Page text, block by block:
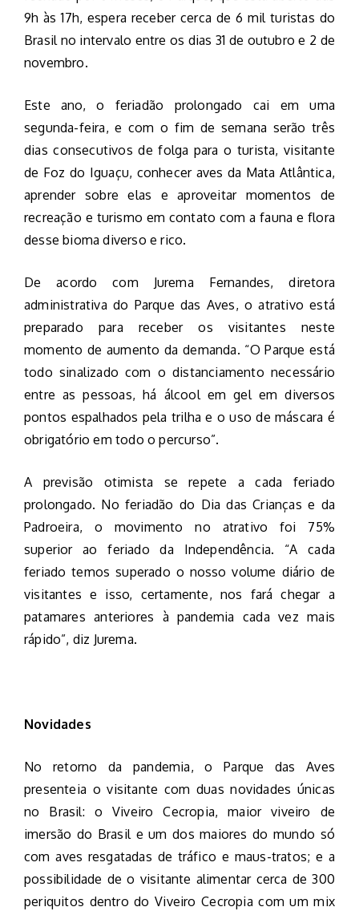
9h às 17h, espera receber cerca de 6 mil turistas do
Brasil no intervalo entre os dias 31 de outubro e 2 de
novembro.
Este ano, o feriadão prolongado cai em uma
segunda-feira, e com o fim de semana serão três
dias consecutivos de folga para o turista, visitante
de Foz do Iguaçu, conhecer aves da Mata Atlântica,
aprender sobre elas e aproveitar momentos de
recreação e turismo em contato com a fauna e flora
desse bioma diverso e rico.
De acordo com Jurema Fernandes, diretora
administrativa do Parque das Aves, o atrativo está
preparado para receber os visitantes neste
momento de aumento da demanda. “O Parque está
todo sinalizado com o distanciamento necessário
entre as pessoas, há álcool em gel em diversos
pontos espalhados pela trilha e o uso de máscara é
obrigatório em todo o percurso”.
A previsão otimista se repete a cada feriado
prolongado. No feriadão do Dia das Crianças e da
Padroeira, o movimento no atrativo foi 75%
superior ao feriado da Independência. “A cada
feriado temos superado o nosso volume diário de
visitantes e isso, certamente, nos fará chegar a
patamares anteriores à pandemia cada vez mais
rápido”, diz Jurema.
Novidades
No retorno da pandemia, o Parque das Aves
presenteia o visitante com duas novidades únicas
no Brasil: o Viveiro Cecropia, maior viveiro de
imersão do Brasil e um dos maiores do mundo só
com aves resgatadas de tráfico e maus-tratos; e a
possibilidade de o visitante alimentar cerca de 300
periquitos dentro do Viveiro Cecropia com um mix